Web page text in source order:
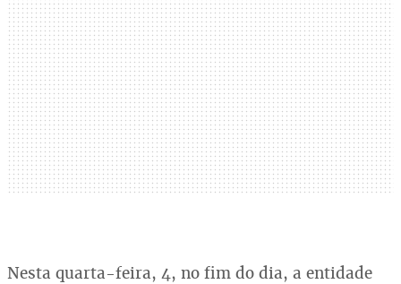
Nesta quarta-feira, 4, no fim do dia, a entidade